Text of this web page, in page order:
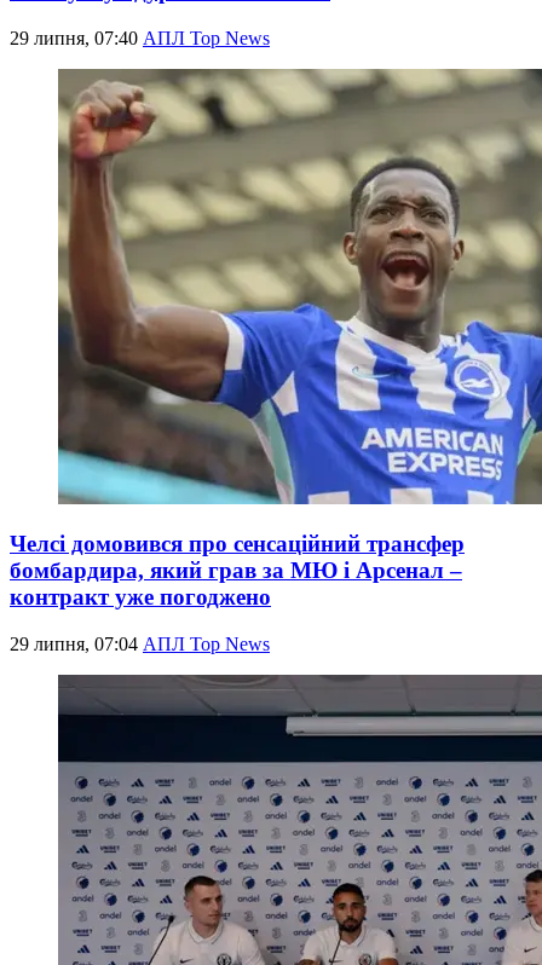
29 липня, 07:40 АПЛ Top News
Челсі домовився про сенсаційний трансфер
бомбардира, який грав за МЮ і Арсенал –
контракт уже погоджено
29 липня, 07:04 АПЛ Top News